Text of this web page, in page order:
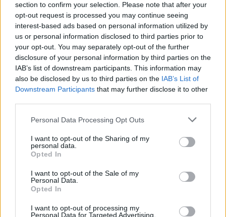
section to confirm your selection. Please note that after your
opt-out request is processed you may continue seeing
interest-based ads based on personal information utilized by
us or personal information disclosed to third parties prior to
your opt-out. You may separately opt-out of the further
disclosure of your personal information by third parties on the
IAB’s list of downstream participants. This information may
also be disclosed by us to third parties on the IAB’s List of
Downstream Participants that may further disclose it to other
Please note that this website/app uses one or more Google
not limited to your visit or usage behaviour. You may click to
grant or deny consent to Google and its third-party tags to
use your data for below specified purposes in below Google
consent section.
Personal Data Processing Opt Outs
I want to opt-out of the Sharing of my
personal data.
Opted In
I want to opt-out of the Sale of my
Personal Data.
Opted In
I want to opt-out of processing my
Personal Data for Targeted Advertising.
körrekordon